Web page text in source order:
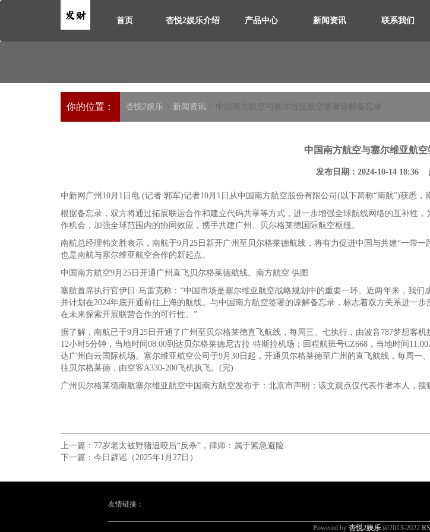
首页 杏悦2娱乐介绍 产品中心 新闻资讯 联系我们
你的位置： 杏悦2娱乐 > 新闻资讯 > 中国南方航空与塞尔维亚航空签署谅解备忘录
中国南方航空与塞尔维亚航
发布日期：2024-10-14 18:36
中新网广州10月1日电 (记者 郭军)记者10月1日从中国南方航空股份有限公司(以下简称“南航”)获悉
根据备忘录，双方将通过拓展联运合作和建立代码共享等方式，进一步增强全球航线网络的互补性
作机会，加强全球范围内的协同效应，携手共建广州、贝尔格莱德国际航空枢纽。
南航总经理韩文胜表示，南航于9月25日新开广州至贝尔格莱德航线，将有力促进中国与共建“一带
也是南航与塞尔维亚航空合作的新起点。
中国南方航空9月25日开通广州直飞贝尔格莱德航线。南方航空 供图
塞航首席执行官伊日·马雷克称：“中国市场是塞尔维亚航空战略规划中的重要一环。近两年来，我
并计划在2024年底开通前往上海的航线。与中国南方航空签署的谅解备忘录，标志着双方关系进一
在未来探索开展联营合作的可行性。”
据了解，南航已于9月25日开通了广州至贝尔格莱德直飞航线，每周三、七执行，由波音787梦想客
12小时5分钟，当地时间08:00到达贝尔格莱德尼古拉·特斯拉机场；回程航班号CZ668，当地时间
达广州白云国际机场。塞尔维亚航空公司于9月30日起，开通贝尔格莱德至广州的直飞航线，每周
往贝尔格莱德，由空客A330-200飞机执飞。(完)
广州贝尔格莱德南航塞尔维亚航空中国南方航空发布于：北京市声明：该文观点仅代表作者本人，搜
上一篇： 77岁老太被野猪追咬后“反杀”，律师：属于紧急避险
下一篇： 今日辟谣（2025年1月27日）
友情链接：
Powered by 杏悦2娱乐 @2013-2022